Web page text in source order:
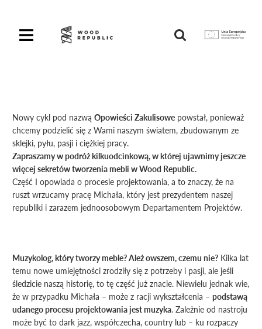
nawigację
Unia
Nowy cykl pod nazwą Opowieści Zakulisowe powstał, ponieważ
chcemy podzielić się z Wami naszym światem, zbudowanym ze
sklejki, pyłu, pasji i ciężkiej pracy.
Zapraszamy w podróż kilkuodcinkową, w której ujawnimy jeszcze
więcej sekretów tworzenia mebli w Wood Republic.
Część I opowiada o procesie projektowania, a to znaczy, że na
ruszt wrzucamy pracę Michała, który jest prezydentem naszej
republiki i zarazem jednoosobowym Departamentem Projektów.
Muzykolog, który tworzy meble? Ależ owszem, czemu nie? Kilka lat
temu nowe umiejętności zrodziły się z potrzeby i pasji, ale jeśli
śledzicie naszą historię, to tę część już znacie. Niewielu jednak wie,
że w przypadku Michała – może z racji wykształcenia – podstawą
udanego procesu projektowania jestmuzyka. Zależnie od nastroju
może być to dark jazz, współczecha, country lub – ku rozpaczy